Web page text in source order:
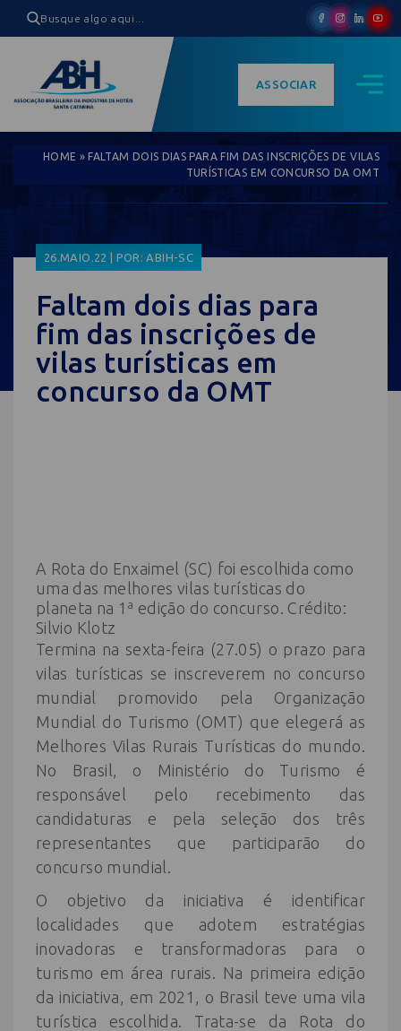
ASSOCIAR
HOME »FALTAM DOIS DIAS PARA FIM DAS INSCRIÇÕES DE VILAS
TURÍSTICAS EM CONCURSO DA OMT
26.MAIO.22 | POR: ABIH-SC
Faltam dois dias para
fim das inscrições de
vilas turísticas em
concurso da OMT
A Rota do Enxaimel (SC) foi escolhida como
uma das melhores vilas turísticas do
planeta na 1ª edição do concurso. Crédito:
Silvio Klotz
Termina na sexta-feira (27.05) o prazo para
vilas turísticas se inscreverem no concurso
mundial promovido pela Organização
Mundial do Turismo (OMT) que elegerá as
Melhores Vilas Rurais Turísticas do mundo.
No Brasil, o Ministério do Turismo é
responsável pelo recebimento das
candidaturas e pela seleção dos três
representantes que participarão do
concurso mundial.
O objetivo da iniciativa é identificar
localidades que adotem estratégias
inovadoras e transformadoras para o
turismo em área rurais. Na primeira edição
da iniciativa, em 2021, o Brasil teve uma vila
turística escolhida. Trata-se da Rota do